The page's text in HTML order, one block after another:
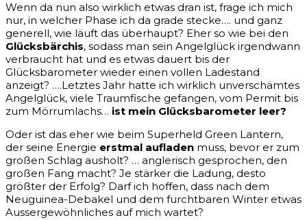
Wenn da nun also wirklich etwas dran ist, frage ich mich
nur, in welcher Phase ich da grade stecke…. und ganz
generell, wie läuft das überhaupt? Eher so wie bei den
Glücksbärchis, sodass man sein Angelglück irgendwann
verbraucht hat und es etwas dauert bis der
Glücksbarometer wieder einen vollen Ladestand
anzeigt? ….Letztes Jahr hatte ich wirklich unverschämtes
Angelglück, viele Traumfische gefangen, vom Permit bis
zum Mörrumlachs… ist mein Glücksbarometer leer?
Oder ist das eher wie beim Superheld Green Lantern,
der seine Energie erstmal aufladen muss, bevor er zum
großen Schlag ausholt? … anglerisch gesprochen, den
großen Fang macht? Je stärker die Ladung, desto
größter der Erfolg? Darf ich hoffen, dass nach dem
Neuguinea-Debakel und dem furchtbaren Winter etwas
Aussergewöhnliches auf mich wartet?